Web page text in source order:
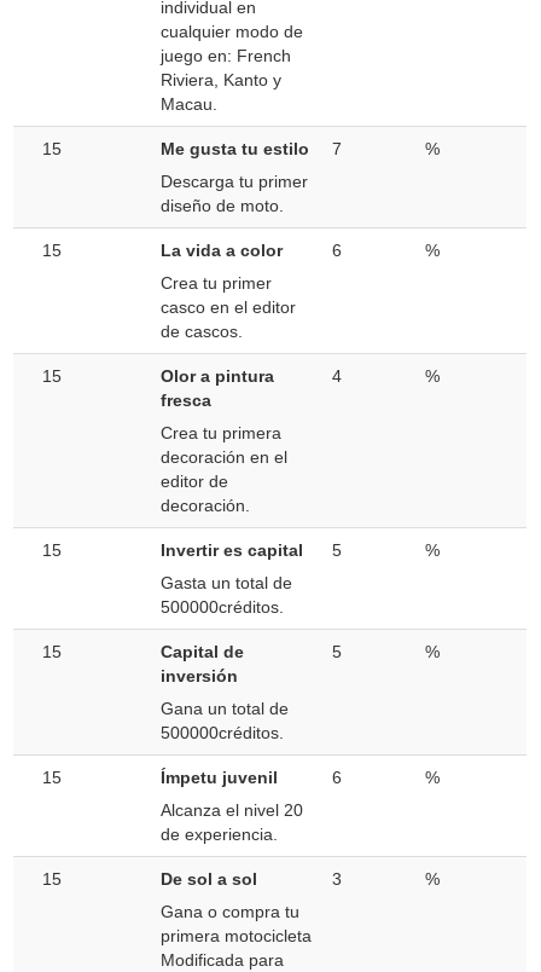
individual en
cualquier modo de
juego en: French
Riviera, Kanto y
Macau.
15
Me gusta tu estilo
Descarga tu primer
diseño de moto.
7 %
15
La vida a color
Crea tu primer
casco en el editor
de cascos.
6 %
15
Olor a pintura
fresca
Crea tu primera
decoración en el
editor de
decoración.
4 %
15
Invertir es capital
Gasta un total de
500000créditos.
5 %
15
Capital de
inversión
Gana un total de
500000créditos.
5 %
15
Ímpetu juvenil
Alcanza el nivel 20
de experiencia.
6 %
15
De sol a sol
Gana o compra tu
primera motocicleta
Modificada para
3 %